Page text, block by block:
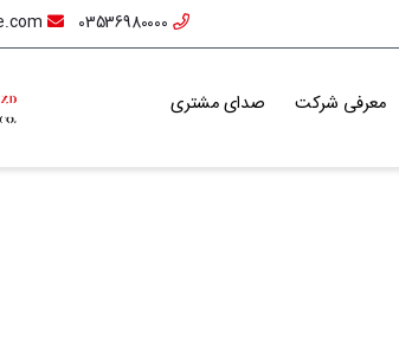
معرفی شرکت صدای مشتری